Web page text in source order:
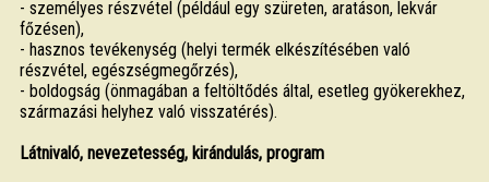
- személyes részvétel (például egy szüreten, aratáson, lekvár
főzésen),
- hasznos tevékenység (helyi termék elkészítésében való
részvétel, egészségmegőrzés),
- boldogság (önmagában a feltöltődés által, esetleg gyökerekhez,
származási helyhez való visszatérés).
Látnivaló, nevezetesség, kirándulás, program